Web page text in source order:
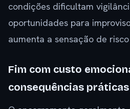
condições dificultam
oportunidades para
aumenta a sensação de
Fim com custo
consequências práticas